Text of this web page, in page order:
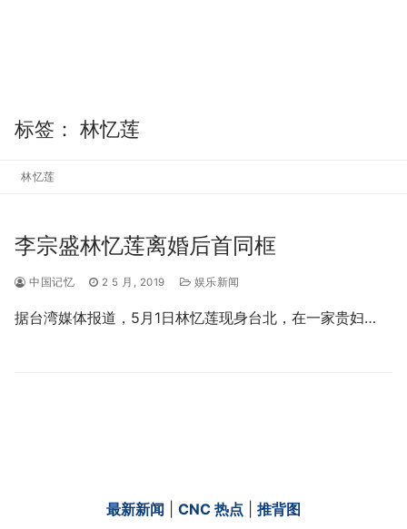
标签： 林忆莲
林忆莲
李宗盛林忆莲离婚后首同框
中国记忆 2 5 月, 2019 娱乐新闻
据台湾媒体报道，5月1日林忆莲现身台北，在一家贵妇…
最新新闻 CNC 热点 推背图